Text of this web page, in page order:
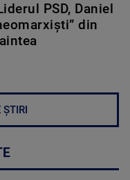
PSD, Daniel
din